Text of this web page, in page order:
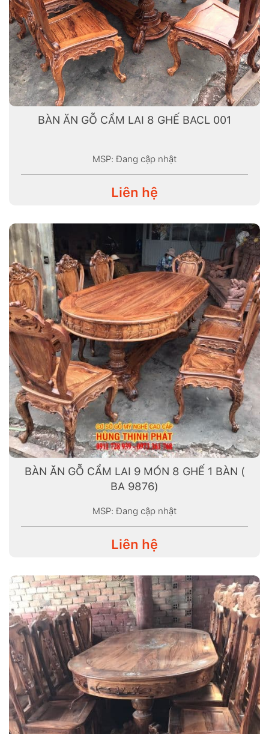
BÀN ĂN GỖ CẨM LAI 8 GHẾ BACL 001
MSP: Đang cập nhật
Liên hệ
BÀN ĂN GỖ CẨM LAI 9 MÓN 8 GHẾ 1 BÀN (
BA 9876)
MSP: Đang cập nhật
Liên hệ